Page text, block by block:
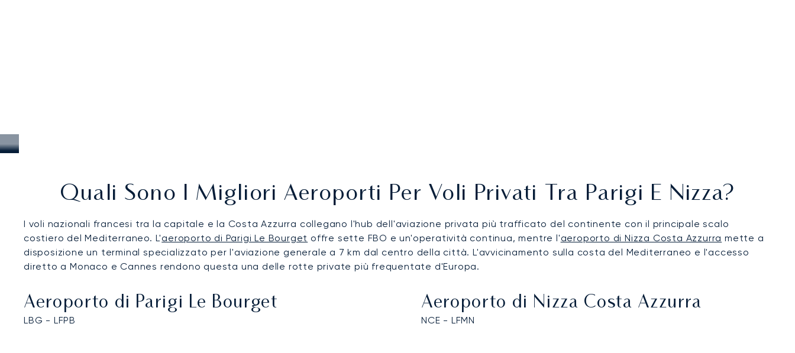
Quali Sono I Migliori Aeroporti Per Voli Privati Tra Parigi E Nizza?
I voli nazionali francesi tra la capitale e la Costa Azzurra collegano l'hub dell'aviazione privata più trafficato del continente con il principale scalo
costiero del Mediterraneo. L'aeroporto di Parigi Le Bourget offre sette FBO e un'operatività continua, mentre l'aeroporto di Nizza Costa Azzurra mette a
disposizione un terminal specializzato per l'aviazione generale a 7 km dal centro della città. L'avvicinamento sulla costa del Mediterraneo e l'accesso
diretto a Monaco e Cannes rendono questa una delle rotte private più frequentate d'Europa.
Aeroporto di Parigi Le Bourget
LBG - LFPB
Aeroporto di Nizza Costa Azzurra
NCE - LFMN